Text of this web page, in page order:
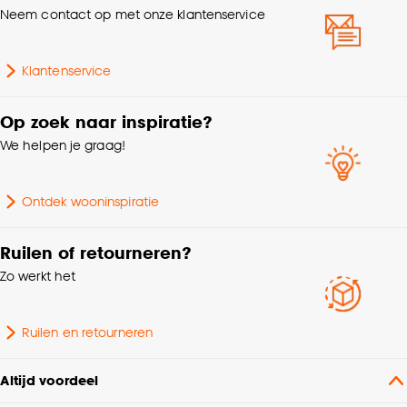
Goed om te weten is dat je deze keuze altijd nog
cookieverklaring
Neem contact op met onze klantenservice
Klantenservice
Op zoek naar inspiratie?
We helpen je graag!
Ontdek wooninspiratie
Ruilen of retourneren?
Zo werkt het
Ruilen en retourneren
Altijd voordeel